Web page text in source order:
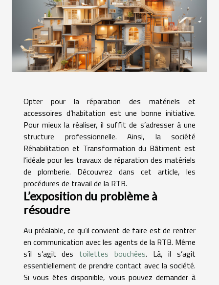
Opter pour la réparation des matériels et
accessoires d’habitation est une bonne initiative.
Pour mieux la réaliser, il suffit de s’adresser à une
structure professionnelle. Ainsi, la société
Réhabilitation et Transformation du Bâtiment est
l’idéale pour les travaux de réparation des matériels
de plomberie. Découvrez dans cet article, les
procédures de travail de la RTB.
L’exposition du problème à
résoudre
Au préalable, ce qu’il convient de faire est de rentrer
en communication avec les agents de la RTB. Même
s’il s’agit des toilettes bouchées. Là, il s’agit
essentiellement de prendre contact avec la société.
Si vous êtes disponible, vous pouvez demander à